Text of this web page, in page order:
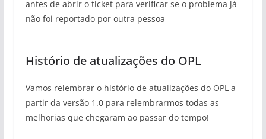
antes de abrir o ticket para verificar se o problema já
não foi reportado por outra pessoa
Histório de atualizações do OPL
Vamos relembrar o histório de atualizações do OPL a
partir da versão 1.0 para relembrarmos todas as
melhorias que chegaram ao passar do tempo!